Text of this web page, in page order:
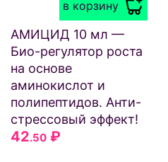
в корзину
АМИЦИД 10 мл —
Био-регулятор роста
на основе
аминокислот и
полипептидов. Анти-
стрессовый эффект!
42.50 ₽